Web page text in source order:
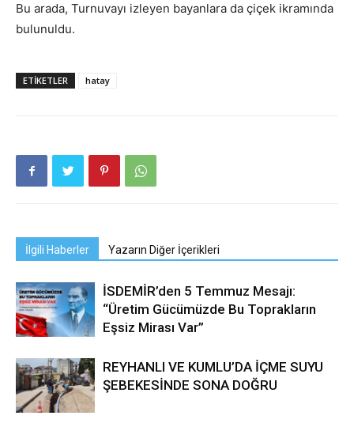
Bu arada, Turnuvayı izleyen bayanlara da çiçek ikramında
bulunuldu.
ETIKETLER hatay
İlgili Haberler Yazarın Diğer İçerikleri
İSDEMİR’den 5 Temmuz Mesajı:
“Üretim Gücümüzde Bu Toprakların
Eşsiz Mirası Var”
REYHANLI VE KUMLU’DA İÇME SUYU
ŞEBEKESİNDE SONA DOĞRU